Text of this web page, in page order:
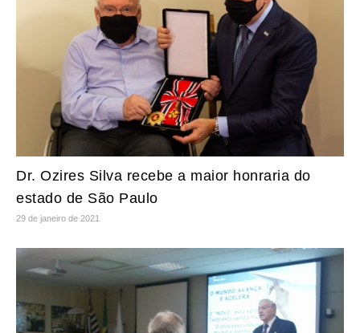
Dr. Ozires Silva recebe a maior honraria do
estado de São Paulo
29 de janeiro de 2021